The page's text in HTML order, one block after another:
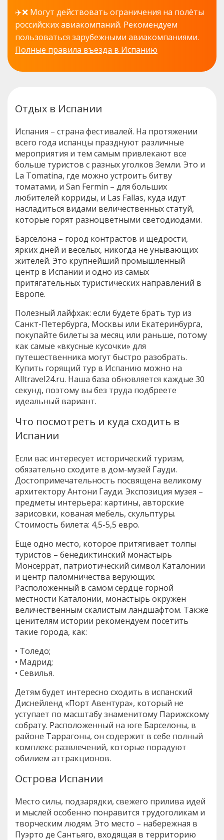
✈️❌ Могут действовать ограничения на полёты
российских авиакомпаний. Рекомендуем
пользоваться зарубежными авиакомпаниями.
Полные правила въезда в Испанию
Отдых в Испании
Испания – страна фестивалей. На протяжении
всего года испанцы празднуют различные
мероприятия и тем самым привлекают все
больше туристов с разных уголков Земли. Это и
La Tomatina, где можно устроить битву
томатами, и San Fermin – для больших
любителей корриды, и Las Fallas, куда идут
насладиться видами величественных статуй,
которые горят разноцветными светодиодами.
Барселона – город контрастов и щедрости,
ярких дней и веселых, никогда не унывающих
жителей. Это крупнейший промышленный
центр в Испании и одно из самых
притягательных туристических направлений в
Европе.
Полезный лайфхак: если будете брать тур из
Санкт-Петербурга, Москвы или Екатеринбурга,
покупайте билеты за месяц или раньше, потому
как самые «вкусные кусочки» для
путешественника могут быстро разобрать.
Купить горящий тур в Испанию можно на
Alltravel24.ru. Наша база обновляется каждые 30
секунд, поэтому вы без труда подбреете
идеальный вариант.
Что посмотреть и куда сходить в
Испании
Если вас интересует исторический туризм,
обязательно сходите в дом-музей Гауди.
Достопримечательность посвящена великому
архитектору Антони Гауди. Экспозиция музея –
предметы интерьера: картины, авторские
зарисовки, кованая мебель, скульптуры.
Стоимость билета: 4,5-5,5 евро.
Еще одно место, которое притягивает толпы
туристов – бенедиктинский монастырь
Монсеррат, патриотический символ Каталонии
и центр паломничества верующих.
Расположенный в самом сердце горной
местности Каталонии, монастырь окружен
величественным скалистым ландшафтом. Также
ценителям истории рекомендуем посетить
такие города, как:
• Толедо;
• Мадрид;
• Севилья.
Детям будет интересно сходить в испанский
Диснейленд «Порт Авентура», который не
уступает по масштабу знаменитому Парижскому
собрату. Расположенный на юге Барселоны, в
районе Таррагоны, он содержит в себе полный
комплекс развлечений, которые порадуют
обилием аттракционов.
Острова Испании
Место силы, подзарядки, свежего прилива идей
и мыслей особенно понравится трудоголикам и
творческим людям. Это место – набережная в
Пуэрто де Сантьяго, входящая в территорию